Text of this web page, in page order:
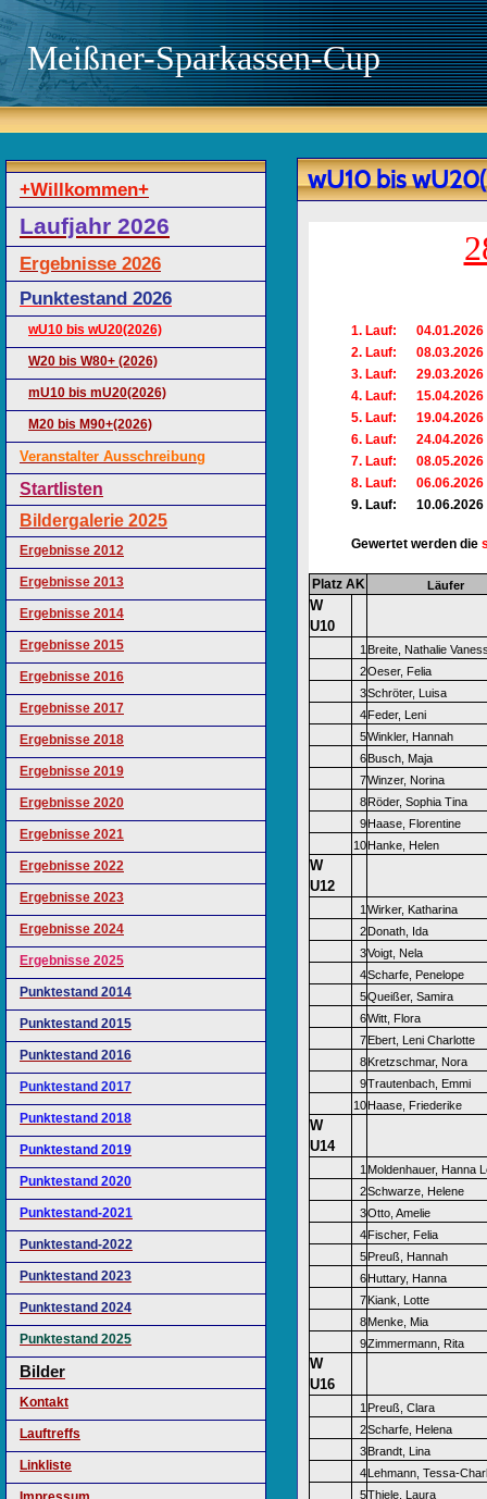
Meißner-Sparkassen-Cup
+Willkommen+
Laufjahr 2026
Ergebnisse 2026
Punktestand 2026
wU10 bis wU20(2026)
W20 bis W80+ (2026)
mU10 bis mU20(2026)
M20 bis M90+(2026)
Veranstalter Ausschreibung
Startlisten
Bildergalerie 2025
Ergebnisse 2012
Ergebnisse 2013
Ergebnisse 2014
Ergebnisse 2015
Ergebnisse 2016
Ergebnisse 2017
Ergebnisse 2018
Ergebnisse 2019
Ergebnisse 2020
Ergebnisse 2021
Ergebnisse 2022
Ergebnisse 2023
Ergebnisse 2024
Ergebnisse 2025
Punktestand 2014
Punktestand 2015
Punktestand 2016
Punktestand 2017
Punktestand 2018
Punktestand 2019
Punktestand 2020
Punktestand-2021
Punktestand-2022
Punktestand 2023
Punktestand 2024
Punktestand 2025
Bilder
Kontakt
Lauftreffs
Linkliste
wU10 bis
1. Lauf:
2. Lauf:
3. Lauf: 29.03.2026
4. Lauf:
5. Lauf: 19.04.2026
6. Lauf: 24.04.2026
7. Lauf: 08.05.2026
8. Lauf: 06.06.2026
9. Lauf: 10.06.2026
Gewertet werden die
Platz AK Läufer
W
U10
1 Breite, Nathalie
2Oeser, Felia
3Schröter, Luisa
4Feder, Leni
5Winkler, Hannah
6Busch, Maja
7Winzer, Norina
8Röder, Sophia Tina
9Haase, Florentine
10Hanke, Helen
W
U12
1 Wirker, Katharina
2Donath, Ida
3Voigt, Nela
4Scharfe, Penelope
5Queißer, Samira
6Witt, Flora
7Ebert, Leni Charlotte
8Kretzschmar, Nora
9Trautenbach, Emmi
10Haase, Friederike
W
U14
1 Moldenhauer, Hanna
2Schwarze, Helene
3Otto, Amelie
4Fischer, Felia
5Preuß, Hannah
6Huttary, Hanna
7Kiank, Lotte
8Menke, Mia
9Zimmermann, Rita
W
U16
1 Preuß, Clara
2Scharfe, Helena
3Brandt, Lina
4Lehmann, Tessa-
5Thiele, Laura